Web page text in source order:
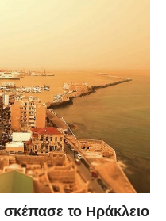
το Ηράκλειο